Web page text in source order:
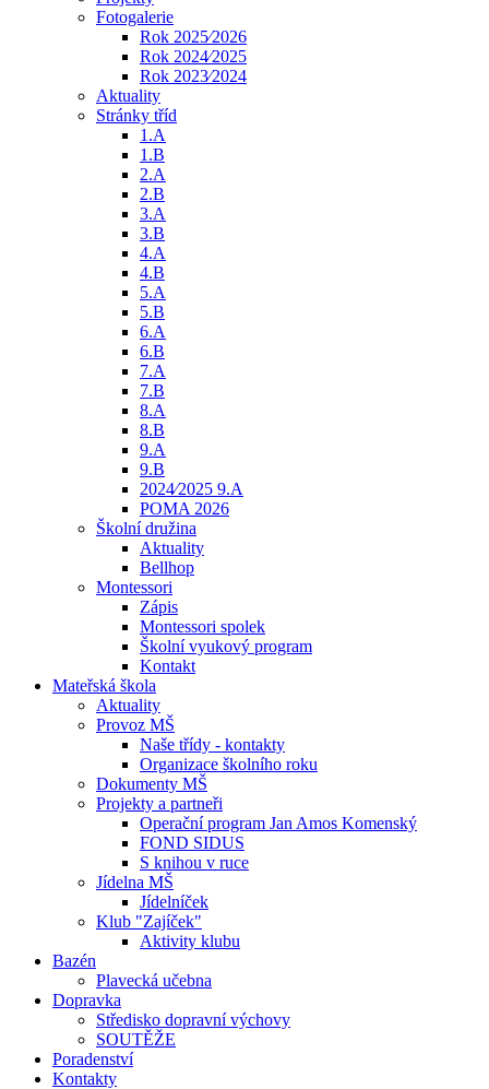
Fotogalerie
Rok 2025⁄2026
Rok 2024⁄2025
Rok 2023⁄2024
Aktuality
Stránky tříd
1.A
1.B
2.A
2.B
3.A
3.B
4.A
4.B
5.A
5.B
6.A
6.B
7.A
7.B
8.A
8.B
9.A
9.B
2024⁄2025 9.A
POMA 2026
Školní družina
Aktuality
Bellhop
Montessori
Zápis
Montessori spolek
Školní vyukový program
Kontakt
Mateřská škola
Aktuality
Provoz MŠ
Naše třídy - kontakty
Organizace školního roku
Dokumenty MŠ
Projekty a partneři
Operační program Jan Amos Komenský
FOND SIDUS
S knihou v ruce
Jídelna MŠ
Jídelníček
Klub "Zajíček"
Aktivity klubu
Bazén
Plavecká učebna
Dopravka
Středisko dopravní výchovy
SOUTĚŽE
Poradenství
Kontakty